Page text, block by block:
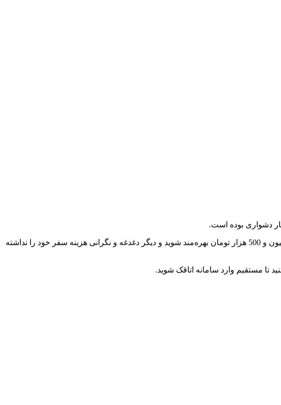
دشواری بوده است.
رزرو اقامتگاه ارائه کرده است تا بر روی رزرو بیشتر از 1 میلیون و 500 هزار تومان بهره‌مند شوید و دیگر دغدغه و نگرانی هزینه سفر خود را نداشته
تا مستقیم وارد سامانه اتاقک شوید.